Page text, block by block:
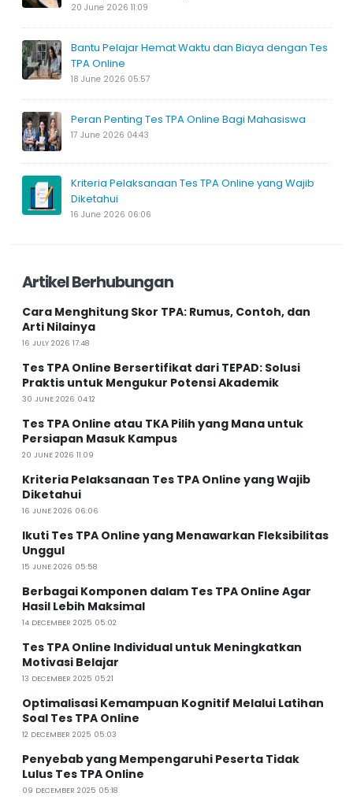
20 June 2026 11:09
Bantu Pelajar Hemat Waktu dan Biaya dengan Tes
TPA Online
18 June 2026 05:57
Peran Penting Tes TPA Online Bagi Mahasiswa
17 June 2026 04:43
Kriteria Pelaksanaan Tes TPA Online yang Wajib
Diketahui
16 June 2026 06:06
Artikel Berhubungan
Cara Menghitung Skor TPA: Rumus, Contoh, dan
Arti Nilainya
16 JULY 2026 17:48
Tes TPA Online Bersertifikat dari TEPAD: Solusi
Praktis untuk Mengukur Potensi Akademik
30 JUNE 2026 04:12
Tes TPA Online atau TKA Pilih yang Mana untuk
Persiapan Masuk Kampus
20 JUNE 2026 11:09
Kriteria Pelaksanaan Tes TPA Online yang Wajib
Diketahui
16 JUNE 2026 06:06
Ikuti Tes TPA Online yang Menawarkan Fleksibilitas
Unggul
15 JUNE 2026 05:58
Berbagai Komponen dalam Tes TPA Online Agar
Hasil Lebih Maksimal
14 DECEMBER 2025 05:02
Tes TPA Online Individual untuk Meningkatkan
Motivasi Belajar
13 DECEMBER 2025 05:21
Optimalisasi Kemampuan Kognitif Melalui Latihan
Soal Tes TPA Online
12 DECEMBER 2025 05:03
Penyebab yang Mempengaruhi Peserta Tidak
Lulus Tes TPA Online
09 DECEMBER 2025 05:18